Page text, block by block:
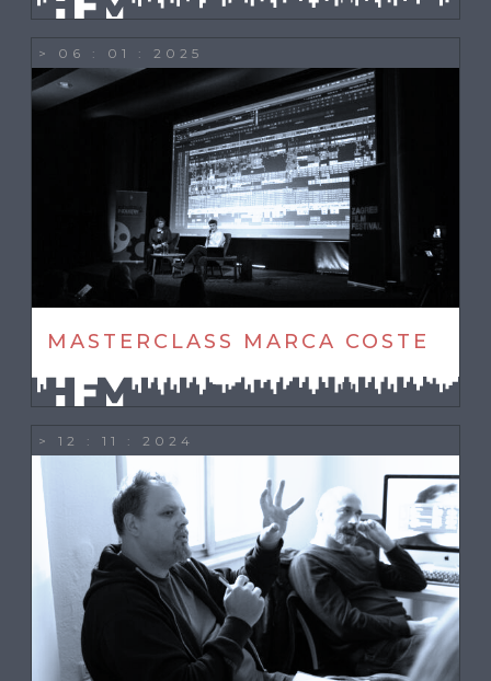
> 06 : 01 : 2025
MASTERCLASS MARCA COSTE
> 12 : 11 : 2024